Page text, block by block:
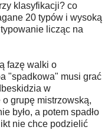
klasyfikacji? co
20 typów i wysoką
licząc na
fazę walki o
"spadkowa" musi grać
w
o grupę mistrzowską,
było, a potem spadło
nie chce podzielić